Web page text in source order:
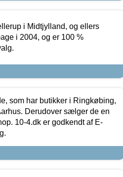
i Midtjylland, og ellers
i 2004, og er 100 %
som har butikker i Ringkøbing,
Derudover sælger de en
10-4.dk er godkendt af E-